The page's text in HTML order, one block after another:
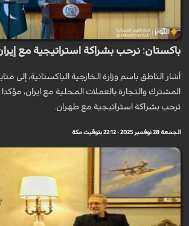
باكستان: نرحب بشراكة استراتيجية مع
أشار الناطق باسم وزارة الخارجية الباكستانية، إلى
المشترك والتجارة بالعملات المحلية مع ايران، مؤكدا
ترحب بشراكة استراتيجية مع طهران.
الجمعة 28 نوفمبر 2025 - 22:12 بتوقيت مكة